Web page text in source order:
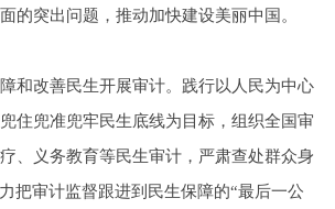
的突出问题，推动加快建设美丽中国。
改善民生开展审计。践行以人民为中心
住兜准兜牢民生底线为目标，组织全国审
、义务教育等民生审计，严肃查处群众身
把审计监督跟进到民生保障的“最后一公